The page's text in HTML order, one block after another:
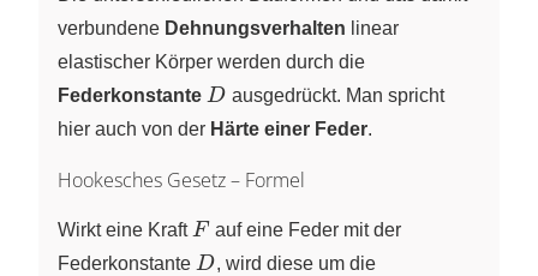
verbundene Dehnungsverhalten linear
elastischer Körper werden durch die
Federkonstante D
D ausgedrückt. Man spricht
hier auch von der Härte einer Feder.
Hookesches Gesetz – Formel
Wirkt eine Kraft F
F auf eine Feder mit der
Federkonstante D
D, wird diese um die